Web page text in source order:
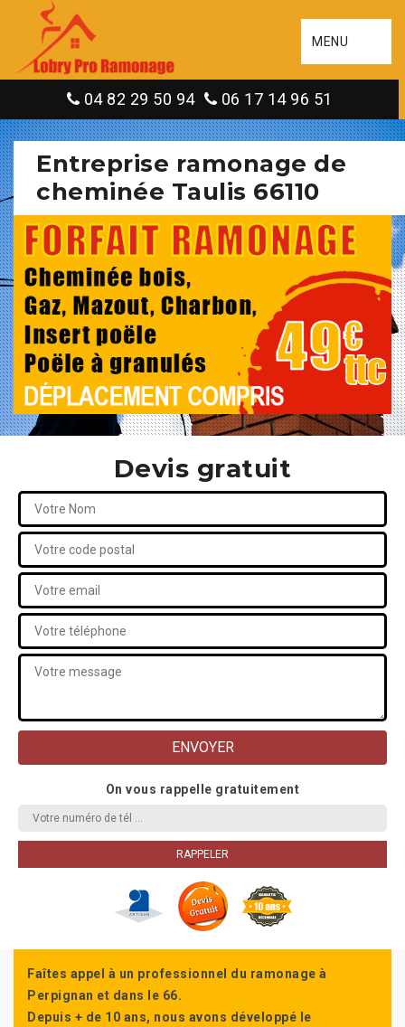
MENU
04 82 29 50 94 06 17 14 96 51
Entreprise ramonage de
cheminée Taulis 66110
Devis gratuit
On vous rappelle gratuitement
Faîtes appel à un professionnel du ramonage à
Perpignan et dans le 66.
Depuis + de 10 ans, nous avons développé le